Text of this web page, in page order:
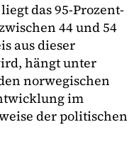
das 95-Prozent-
44 und 54
aus dieser
hängt unter
norwegischen
im
der politischen